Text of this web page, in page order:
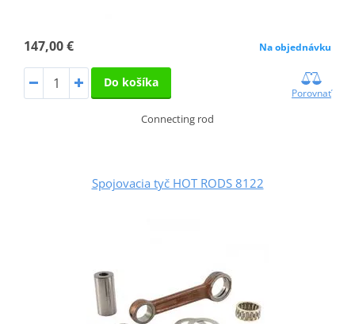
147,00 € Na objednávku
Do košíka
Porovnať
Connecting rod
Spojovacia tyč HOT RODS 8122